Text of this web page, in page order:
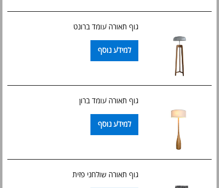
גוף תאורה עומד ברונט
למידע נוסף
גוף תאורה עומד ברון
למידע נוסף
גוף תאורה שולחני פזית